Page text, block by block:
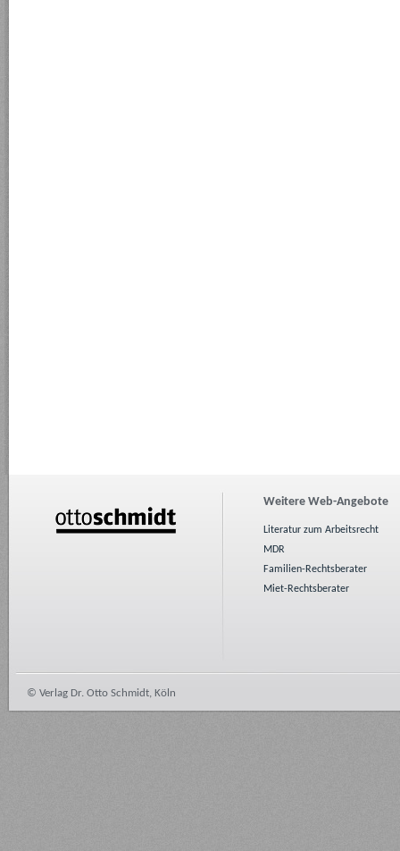
Weitere Web-Angebote
Literatur zum Arbeitsrecht
MDR
Familien-Rechtsberater
Miet-Rechtsberater
© Verlag Dr. Otto Schmidt, Köln